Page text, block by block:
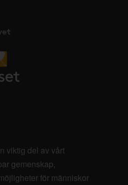
viktig del av vårt
gemenskap,
för människor